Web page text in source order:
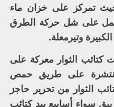
تمركز على خزان ماء
على شل حركة الطرق
الكبيرة وتيرمعلة.
عام 2013 شنت كتائب الثوار معركة على
على طريق حمص
الثوار من تحرير حاجز
سواء أسابيع بيد كتائب